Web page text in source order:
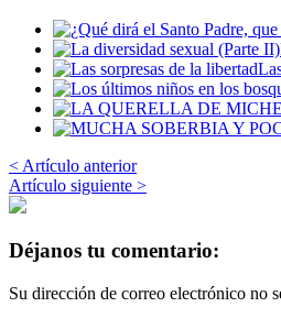
< Artículo anterior
Artículo siguiente >
Déjanos tu comentario:
Su dirección de correo electrónico no